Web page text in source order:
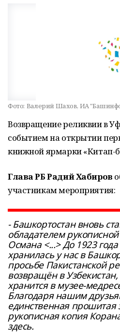
Фото: Валерий Шахов, ИА
Возвращение реликвии в
событием на открытии
книжной ярмарки «Китап-
Глава РБ Радий Хабиров
участникам мероприятия:
- Башкортостан вновь
обладателем
Османа <...> До 1923
хранилась у нас в
просьбе Пакистанской
возвращён в
хранится в музее-
Благодаря нашим
единственная
рукописная копия
здесь.